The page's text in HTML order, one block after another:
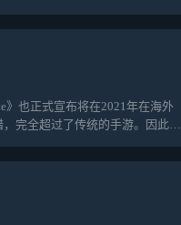
》也正式宣布将在2021年在海外
完全超过了传统的手游。因此，